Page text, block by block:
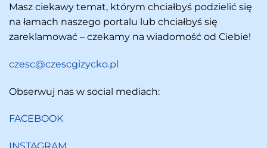
Masz ciekawy temat, którym chciałbyś podzielić się
na łamach naszego portalu lub chciałbyś się
zareklamować – czekamy na wiadomość od Ciebie!
czesc@czescgizycko.pl
Obserwuj nas w social mediach:
FACEBOOK